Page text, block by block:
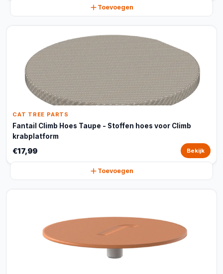
Toevoegen
CAT TREE PARTS
Fantail Climb Hoes Taupe - Stoffen hoes voor Climb
krabplatform
€17,99 Bekijk
Toevoegen